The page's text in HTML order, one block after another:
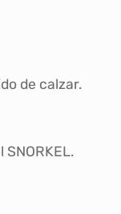
de calzar.